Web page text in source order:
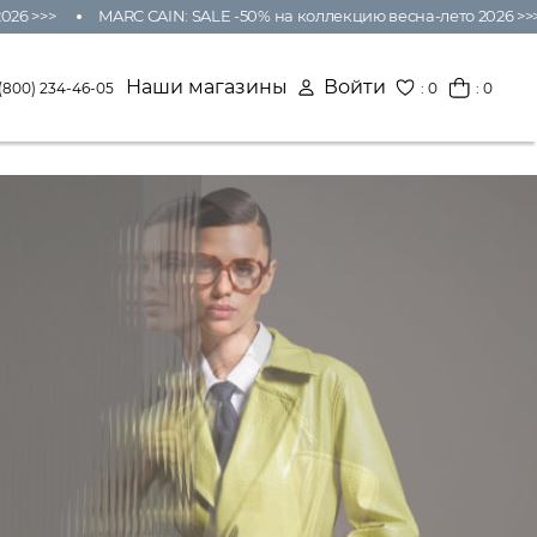
>>> MARC CAIN: SALE -50% на коллекцию весна-лето 2026 >>>
234-46-05 Наши магазины Войти :0 : 0